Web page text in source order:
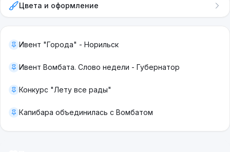
Цвета и оформление
Ивент "Города" - Норильск
Ивент Вомбата. Слово недели - Губернатор
Конкурс "Лету все рады"
Капибара объединилась с Вомбатом